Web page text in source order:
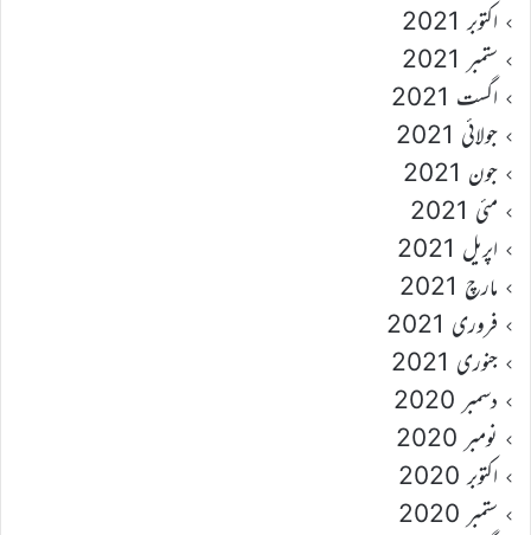
اکتوبر 2021
ستمبر 2021
اگست 2021
جولائی 2021
جون 2021
مئی 2021
اپریل 2021
مارچ 2021
فروری 2021
جنوری 2021
دسمبر 2020
نومبر 2020
اکتوبر 2020
ستمبر 2020